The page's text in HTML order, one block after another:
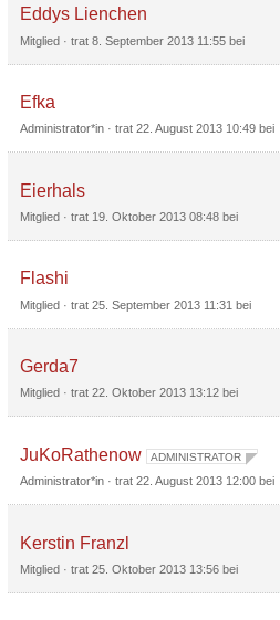
Eddys Lienchen
Mitglied · trat 8. September 2013 11:55bei
Efka
Administrator*in · trat 22. August 2013 10:49bei
Eierhals
Mitglied · trat 19. Oktober 2013 08:48bei
Flashi
Mitglied · trat 25. September 2013 11:31 bei
Gerda7
Mitglied · trat 22. Oktober 2013 13:12bei
JuKoRathenow ADMINISTRATOR
Administrator*in · trat 22. August 2013 12:00bei
Kerstin Franzl
Mitglied · trat 25. Oktober 2013 13:56bei